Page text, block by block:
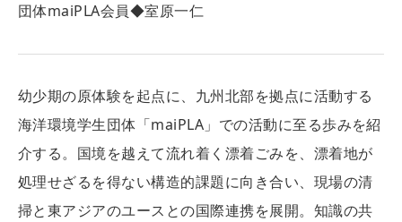
団体maiPLA会員◆室原一仁
幼少期の原体験を起点に、九州北部を拠点に活動する
海洋環境学生団体「maiPLA」での活動に至る歩みを紹
介する。国境を越えて流れ着く漂着ごみを、漂着地が
処理せざるを得ない構造的課題に向き合い、現場の清
掃と東アジアのユースとの国際連携を展開。知識の共